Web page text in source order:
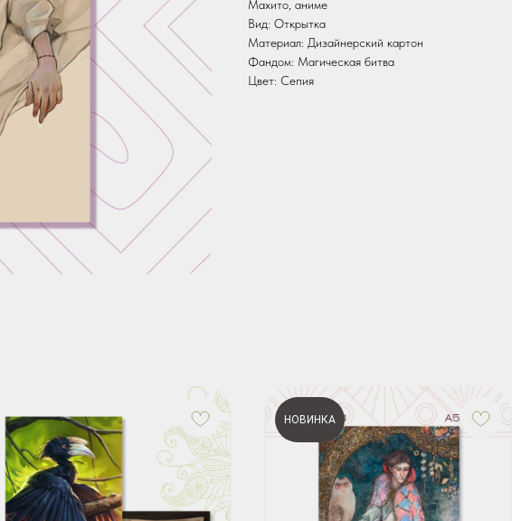
Махито, аниме
Вид: Открытка
Материал: Дизайнерский картон
Фандом: Магическая битва
Цвет: Сепия
НОВИНКА